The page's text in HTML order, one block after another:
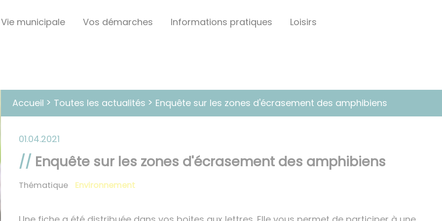
Vie municipale Vos démarches Informations pratiques Loisirs
Accueil Toutes les actualités Enquête sur les zones d'écrasement des amphibiens
01.04.2021
Enquête sur les zones d'écrasement des amphibiens
Thématique Environnement